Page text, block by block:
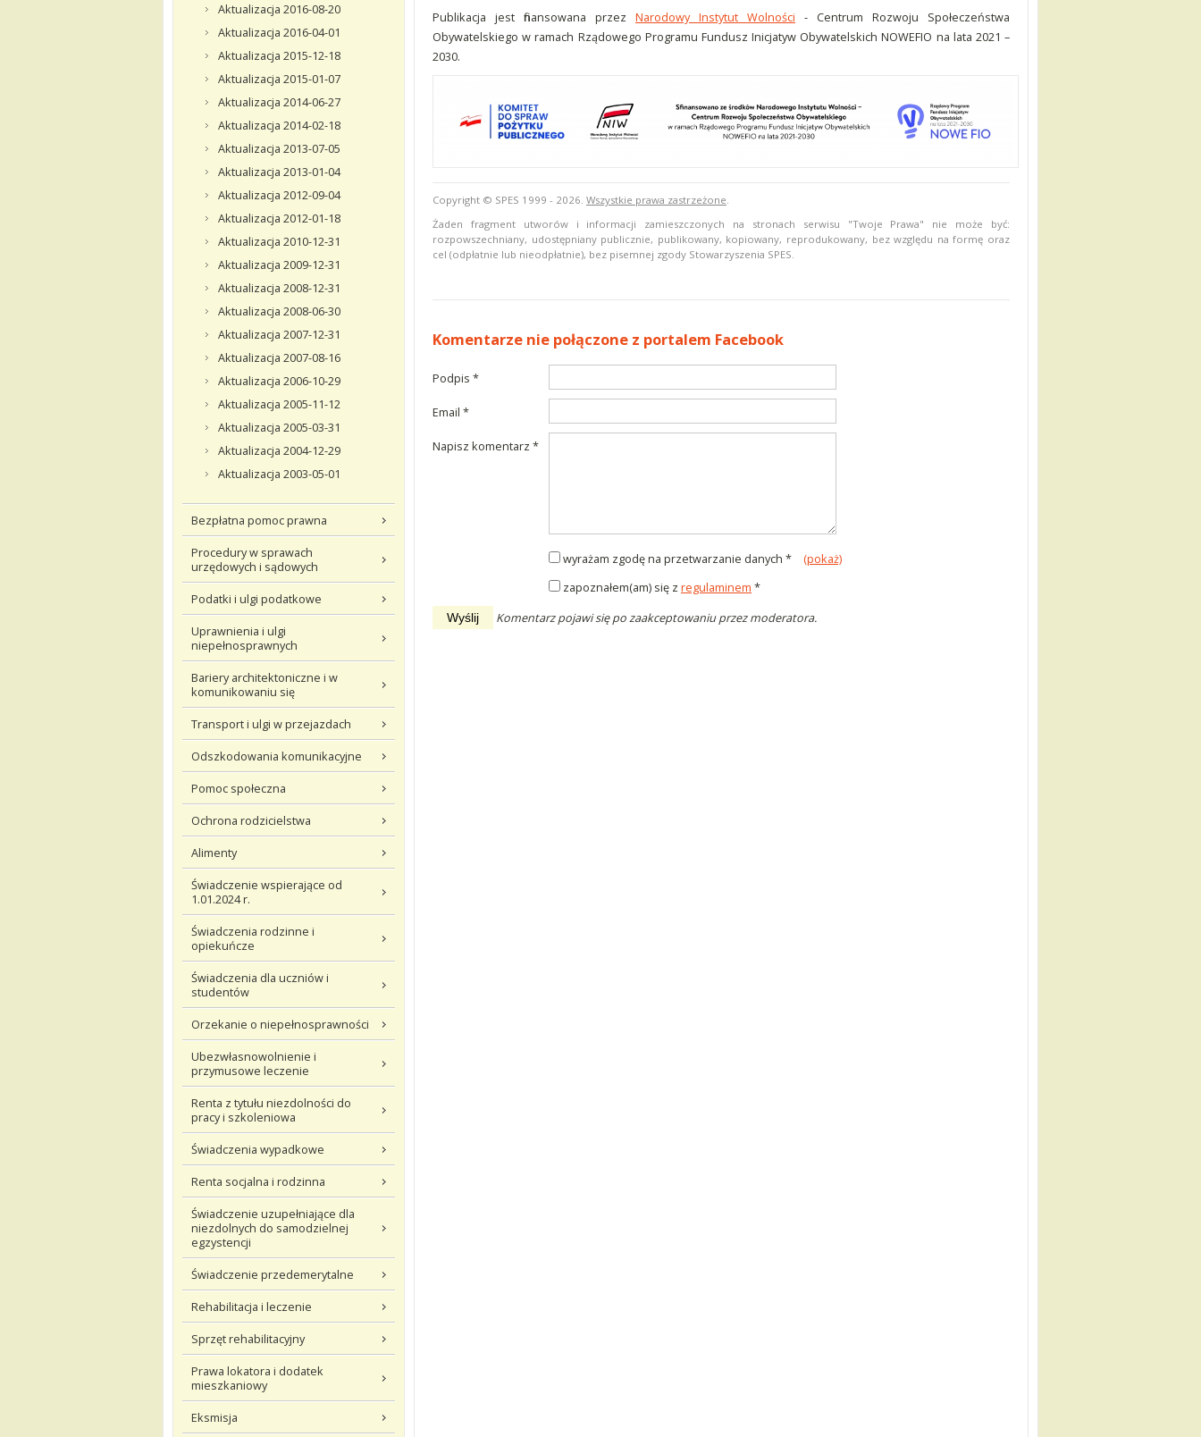
Aktualizacja 2016-08-20
Aktualizacja 2016-04-01
Aktualizacja 2015-12-18
Aktualizacja 2015-01-07
Aktualizacja 2014-06-27
Aktualizacja 2014-02-18
Aktualizacja 2013-07-05
Aktualizacja 2013-01-04
Aktualizacja 2012-09-04
Aktualizacja 2012-01-18
Aktualizacja 2010-12-31
Aktualizacja 2009-12-31
Aktualizacja 2008-12-31
Aktualizacja 2008-06-30
Aktualizacja 2007-12-31
Aktualizacja 2007-08-16
Aktualizacja 2006-10-29
Aktualizacja 2005-11-12
Aktualizacja 2005-03-31
Aktualizacja 2004-12-29
Aktualizacja 2003-05-01
Bezpłatna pomoc prawna
Procedury w sprawach
urzędowych i sądowych
Podatki i ulgi podatkowe
Uprawnienia i ulgi
niepełnosprawnych
Bariery architektoniczne i w
komunikowaniu się
Transport i ulgi w przejazdach
Odszkodowania komunikacyjne
Pomoc społeczna
Ochrona rodzicielstwa
Alimenty
Świadczenie wspierające od
1.01.2024 r.
Świadczenia rodzinne i
opiekuńcze
Świadczenia dla uczniów i
studentów
Orzekanie o niepełnosprawności
Ubezwłasnowolnienie i
przymusowe leczenie
Renta z tytułu niezdolności do
pracy i szkoleniowa
Świadczenia wypadkowe
Renta socjalna i rodzinna
Świadczenie uzupełniające dla
niezdolnych do samodzielnej
egzystencji
Świadczenie przedemerytalne
Rehabilitacja i leczenie
Sprzęt rehabilitacyjny
Prawa lokatora i dodatek
mieszkaniowy
Eksmisja
Publikacja jest finansowana przez Narodowy Instytut Wolności - Centrum Rozwoju Społeczeństwa
Obywatelskiego w ramach Rządowego Programu Fundusz Inicjatyw Obywatelskich NOWEFIO na lata 2021 –
2030.
Copyright © SPES 1999 - 2026. Wszystkie prawa zastrzeżone
Żaden fragment utworów i informacji zamieszczonych na stronach serwisu "Twoje Prawa" nie może być:
rozpowszechniany, udostępniany publicznie, publikowany, kopiowany, reprodukowany, bez względu na formę oraz
cel (odpłatnie lub nieodpłatnie), bez pisemnej zgody Stowarzyszenia SPES.
Komentarze nie połączone z portalem Facebook
Podpis *
Email *
Napisz komentarz *
wyrażam zgodę na przetwarzanie danych *
(pokaż)
zapoznałem(am) się z regulaminem *
Wyślij Komentarz pojawi się po zaakceptowaniu przez moderatora.